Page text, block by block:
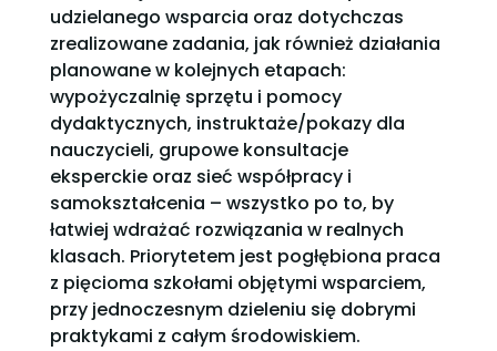
udzielanego wsparcia oraz dotychczas
zrealizowane zadania, jak również działania
planowane w kolejnych etapach:
wypożyczalnię sprzętu i pomocy
dydaktycznych, instruktaże/pokazy dla
nauczycieli, grupowe konsultacje
eksperckie oraz sieć współpracy i
samokształcenia – wszystko po to, by
łatwiej wdrażać rozwiązania w realnych
klasach. Priorytetem jest pogłębiona praca
z pięcioma szkołami objętymi wsparciem,
przy jednoczesnym dzieleniu się dobrymi
praktykami z całym środowiskiem.